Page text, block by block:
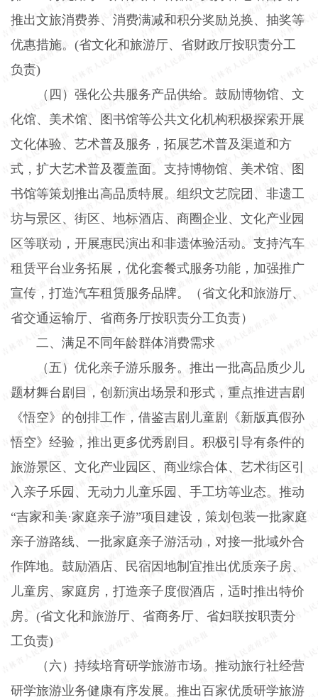
推出文旅消费券、消费满减和积分奖励兑换、抽奖等
优惠措施。 (省文化和旅游厅、省财政厅按职责分工
负责)
（四）强化公共服务产品供给。 鼓励博物馆、文
化馆、美术馆、图书馆等公共文化机构积极探索开展
文化体验、艺术普及服务，拓展艺术普及渠道和方
式，扩大艺术普及覆盖面。支持博物馆、美术馆、图
书馆等策划推出高品质特展。组织文艺院团、非遗工
坊与景区、街区、地标酒店、商圈企业、文化产业园
区等联动，开展惠民演出和非遗体验活动。支持汽车
租赁平台业务拓展，优化套餐式服务功能，加强推广
宣传，打造汽车租赁服务品牌。（省文化和旅游厅、
省交通运输厅、省商务厅按职责分工负责）
二、满足不同年龄群体消费需求
（五）优化亲子游乐服务。 推出一批高品质少儿
题材舞台剧目，创新演出场景和形式，重点推进吉剧
《悟空》的创排工作，借鉴吉剧儿童剧《新版真假孙
悟空》经验，推出更多优秀剧目。积极引导有条件的
旅游景区、文化产业园区、商业综合体、艺术街区引
入亲子乐园、无动力儿童乐园、手工坊等业态。推动
“吉家和美·家庭亲子游”项目建设，策划包装一批家庭
亲子游路线、一批家庭亲子游活动，对接一批域外合
作阵地。鼓励酒店、民宿因地制宜推出优质亲子房、
儿童房、家庭房，打造亲子度假酒店，适时推出特价
房。 (省文化和旅游厅、省商务厅、省妇联按职责分
工负责)
（六）持续培育研学旅游市场。 推动旅行社经营
研学旅游业务健康有序发展。推出百家优质研学旅游